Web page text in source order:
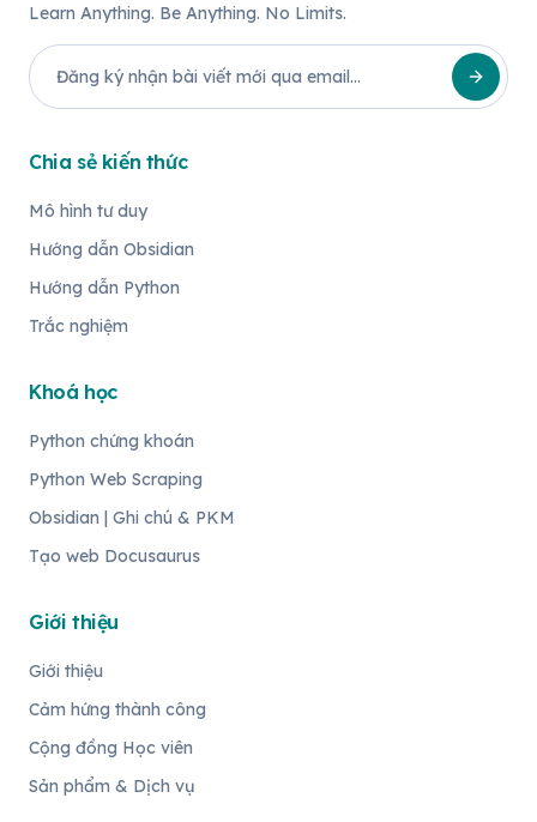
Learn Anything. Be Anything. No Limits.
Chia sẻ kiến thức
Mô hình tư duy
Hướng dẫn Obsidian
Hướng dẫn Python
Trắc nghiệm
Khoá học
Python chứng khoán
Python Web Scraping
Obsidian | Ghi chú & PKM
Tạo web Docusaurus
Giới thiệu
Giới thiệu
Cảm hứng thành công
Cộng đồng Học viên
Sản phẩm & Dịch vụ